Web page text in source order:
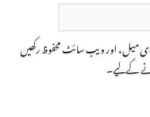
ای میل، اور ویب سائٹ محفوظ رکھیں
کےلیے۔